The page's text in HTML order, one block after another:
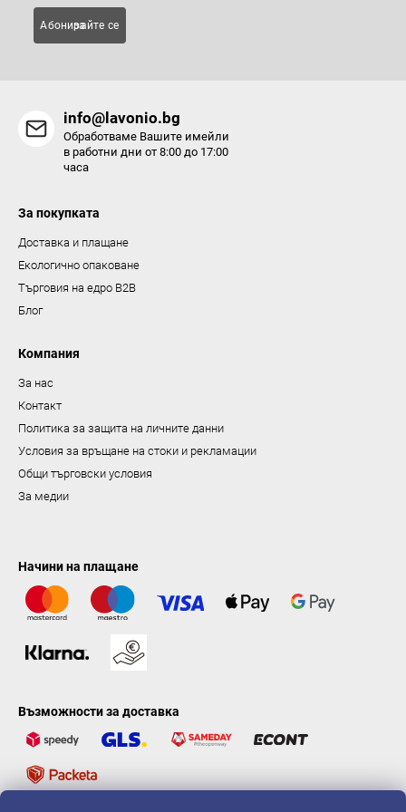
Абонирайте се за
info@lavonio.bg
Обработваме Вашите имейли
в работни дни от 8:00 до 17:00
часа
За покупката
Доставка и плащане
Екологично опаковане
Търговия на едро B2B
Блог
Компания
За нас
Контакт
Политика за защита на личните данни
Условия за връщане на стоки и рекламации
Общи търговски условия
За медии
Начини на плащане
Възможности за доставка